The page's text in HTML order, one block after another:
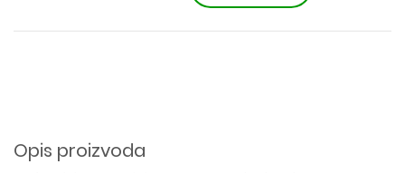
Opis proizvoda